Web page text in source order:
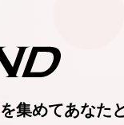
を集めてあなた